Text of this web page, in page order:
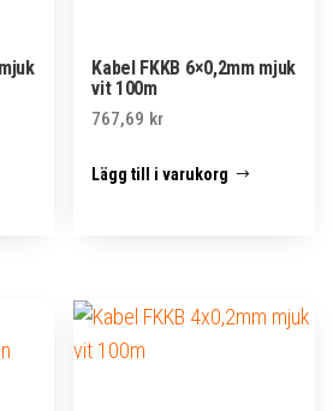
Kabel FKKB 6×0,2mm mjuk
vit 100m
767,69 kr
Lägg till i varukorg